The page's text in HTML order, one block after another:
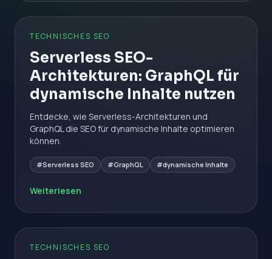
TECHNISCHES SEO
Serverless SEO-
Architekturen: GraphQL für
dynamische Inhalte nutzen
Entdecke, wie Serverless-Architekturen und
GraphQL die SEO für dynamische Inhalte optimieren
können.
#Serverless SEO #GraphQL #dynamische Inhalte
Weiterlesen
TECHNISCHES SEO